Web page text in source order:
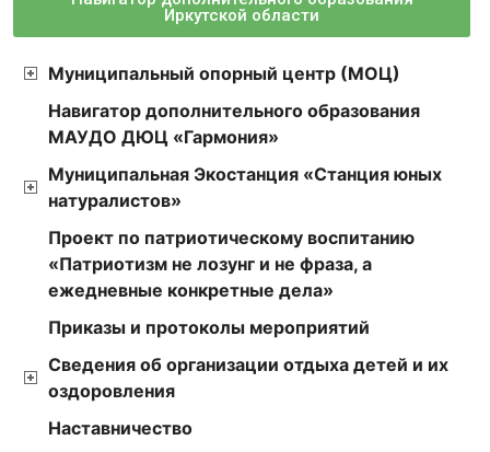
Иркутской области
Муниципальный опорный центр (МОЦ)
Навигатор дополнительного образования
МАУДО ДЮЦ «Гармония»
Муниципальная Экостанция «Станция юных
натуралистов»
Проект по патриотическому воспитанию
«Патриотизм не лозунг и не фраза, а
ежедневные конкретные дела»
Приказы и протоколы мероприятий
Сведения об организации отдыха детей и их
оздоровления
Наставничество